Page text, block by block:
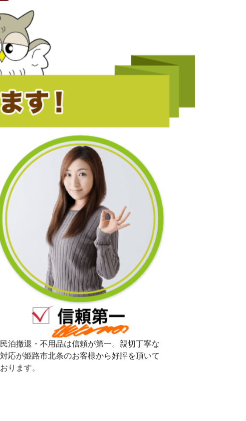
民泊撤退・不用品は信頼が第一。親切丁寧な
対応が姫路市北条のお客様から好評を頂いて
おります。